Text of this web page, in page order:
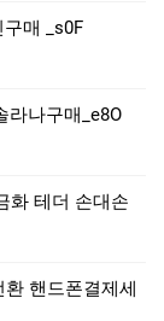
매 _s0F
라나구매_e8O
화 테더 손대손
핸드폰결제세